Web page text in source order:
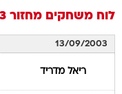
לוח משחקים מחזור 3
13/09/2003
ריאל מדריד